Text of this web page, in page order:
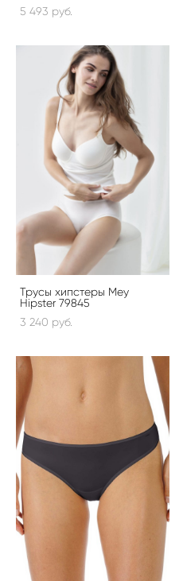
5 493 pуб.
Трусы хипстеры Mey
Hipster 79845
3 240 pуб.